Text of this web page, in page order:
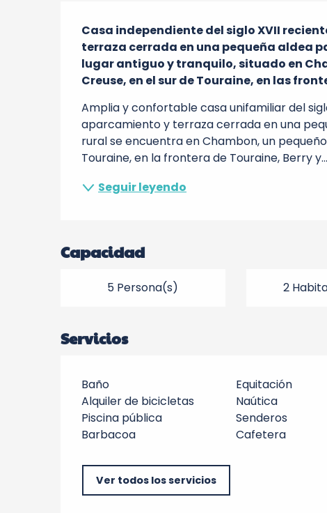
Descripción
Casa independiente del siglo XVII
terraza cerrada en una pequeña aldea
lugar antiguo y tranquilo, situado en
Creuse, en el sur de Touraine, en las
Amplia y confortable casa unifamiliar del
aparcamiento y terraza cerrada en una
rural se encuentra en Chambon, un
Touraine, en la frontera de Touraine, Berry y...
Seguir leyendo
Capacidad
5 Persona(s) 2
Servicios
Baño Equitación
Alquiler de bicicletas
Naútica
Piscina pública
Senderos
Barbacoa
Cafetera
Ver todos los servicios